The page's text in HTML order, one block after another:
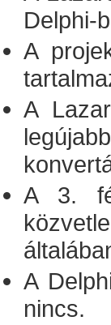
Delphi-
A
A
A 3.
A
nincs.